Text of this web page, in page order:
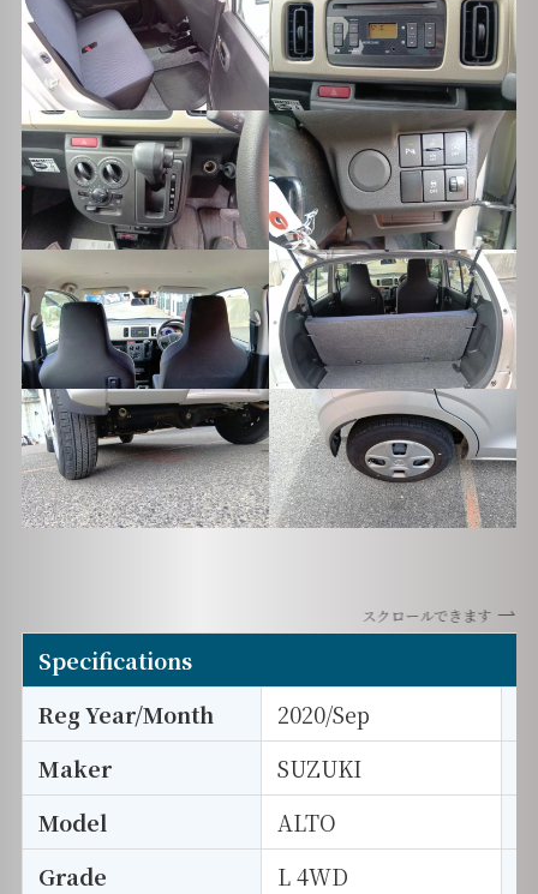
スクロールできます
Specifications
Reg Year/Month
2020/Sep
Maker
SUZUKI
Model
ALTO
Grade
L 4WD